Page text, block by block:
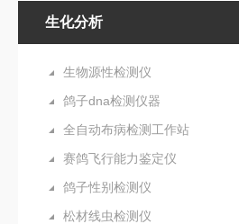
生化分析
生物源性检测仪
鸽子dna检测仪器
全自动布病检测工作站
赛鸽飞行能力鉴定仪
鸽子性别检测仪
松材线虫检测仪